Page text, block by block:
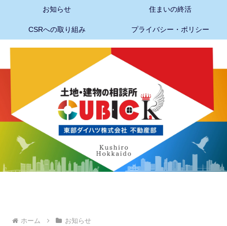
お知らせ 住まいの終活
CSRへの取り組み プライバシー・ポリシー
ホーム お知らせ